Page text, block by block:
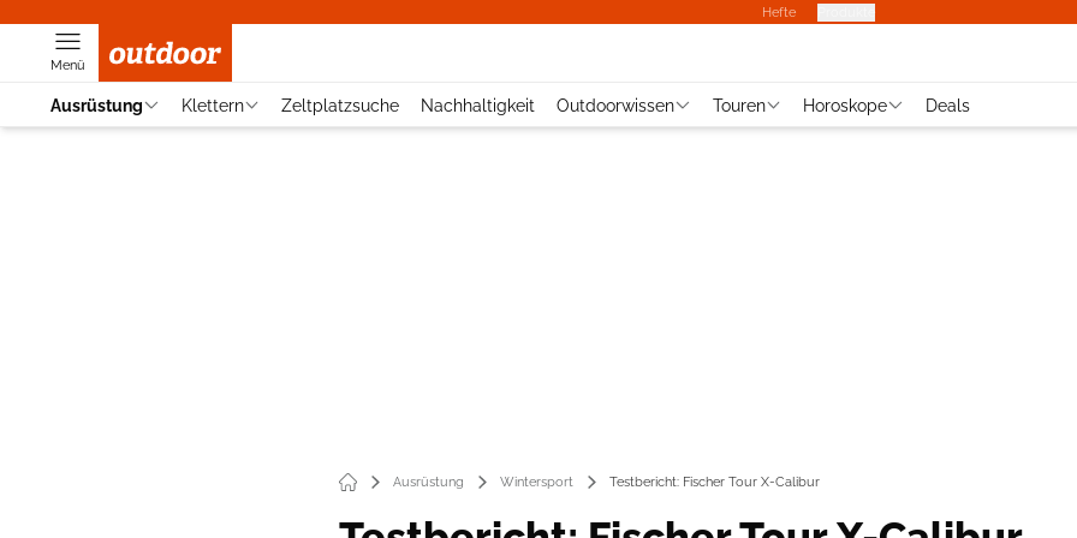
Hefte
Menü
Ausrüstung Klettern Zeltplatzsuche Nachhaltigkeit Outdoorwissen Touren Horoskope Deals
Ausrüstung Wintersport Testbericht: Fischer Tour X-Calibur